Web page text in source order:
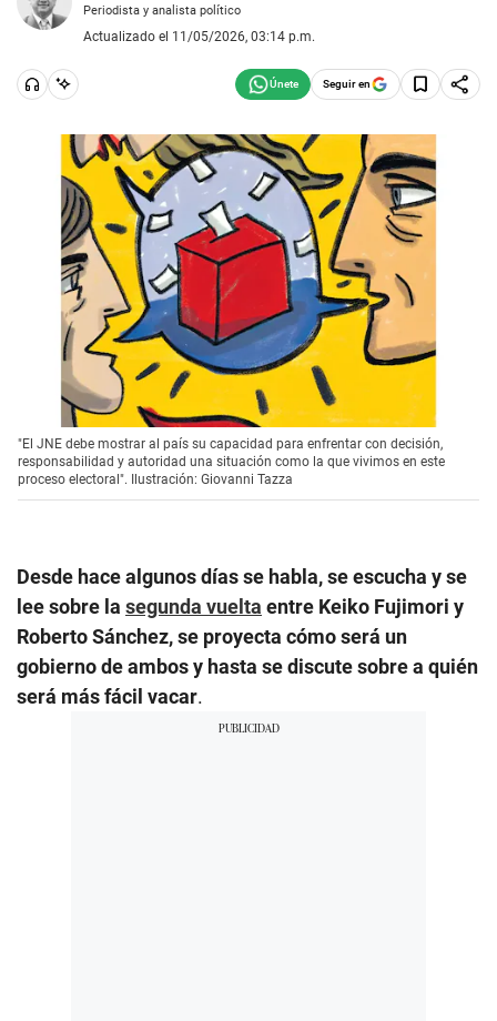
Periodista y analista político
Actualizado el 11/05/2026, 03:14 p.m.
Seguir en
"El JNE debe mostrar al país su capacidad para enfrentar con decisión,
responsabilidad y autoridad una situación como la que vivimos en este
proceso electoral". Ilustración: Giovanni Tazza
Desde hace algunos días se habla, se escucha y se
lee sobre la segunda vuelta entre Keiko Fujimori y
Roberto Sánchez, se proyecta cómo será un
gobierno de ambos y hasta se discute sobre a quién
será más fácil vacar.